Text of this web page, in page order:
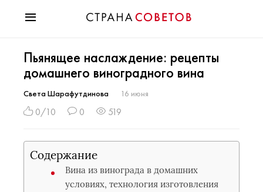
Мода
Звезды
Гороскопы
Здоровье
Хобби
Разное
Праздники
Пьянящее наслаждение: рецепты
домашнего виноградного вина
Света Шарафутдинова 16 июня
0/10 0 519
Содержание
Вина из винограда в домашних
условиях, технология изготовления